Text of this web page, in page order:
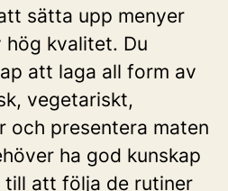
sätta upp menyer
kvalitet. Du
att laga all form av
vegetariskt,
och presentera maten
ha god kunskap
till att följa de rutiner